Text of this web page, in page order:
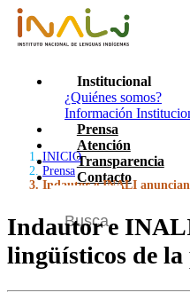
Institucional
¿Quiénes somos?
Información
Prensa
Atención
Transparencia
Contacto
INICIO
Prensa
Indautor e INALI anuncian
Indautor e
lingüísticos de